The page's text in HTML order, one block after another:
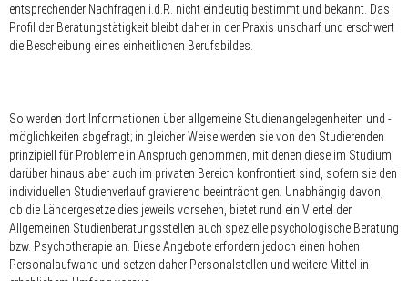
entsprechender Nachfragen i.d.R. nicht eindeutig bestimmt und bekannt. Das
Profil der Beratungstätigkeit bleibt daher in der Praxis unscharf und erschwert
die Bescheibung eines einheitlichen Berufsbildes.
So werden dort Informationen über allgemeine Studienangelegenheiten und -
möglichkeiten abgefragt; in gleicher Weise werden sie von den Studierenden
prinzipiell für Probleme in Anspruch genommen, mit denen diese im Studium,
darüber hinaus aber auch im privaten Bereich konfrontiert sind, sofern sie den
individuellen Studienverlauf gravierend beeinträchtigen. Unabhängig davon,
ob die Ländergesetze dies jeweils vorsehen, bietet rund ein Viertel der
Allgemeinen Studienberatungsstellen auch spezielle psychologische Beratung
bzw. Psychotherapie an. Diese Angebote erfordern jedoch einen hohen
Personalaufwand und setzen daher Personalstellen und weitere Mittel in